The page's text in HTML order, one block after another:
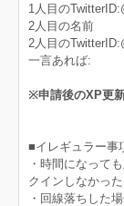
1人目の
2人目の名前
2人目の
一言あれば:
※申請後のXP更
■イレギュラー事
・時間になって
クインしなかっ
・回線落ちした